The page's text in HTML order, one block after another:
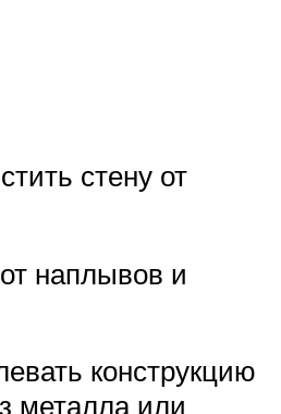
стену от
наплывов и
конструкцию
металла или